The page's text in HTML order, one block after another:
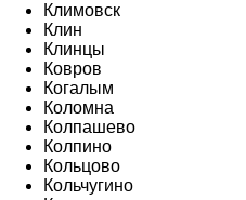
Климовск
Клин
Клинцы
Ковров
Когалым
Коломна
Колпашево
Колпино
Кольцово
Кольчугино